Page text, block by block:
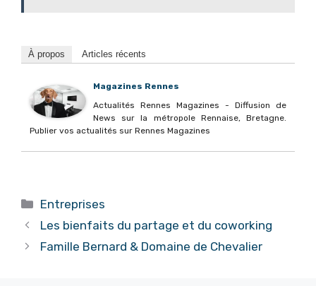
À propos Articles récents
Magazines Rennes
Actualités Rennes Magazines - Diffusion de
News sur la métropole Rennaise, Bretagne.
Publier vos actualités sur Rennes Magazines
Catégories
Entreprises
Les bienfaits du partage et du coworking
Famille Bernard & Domaine de Chevalier